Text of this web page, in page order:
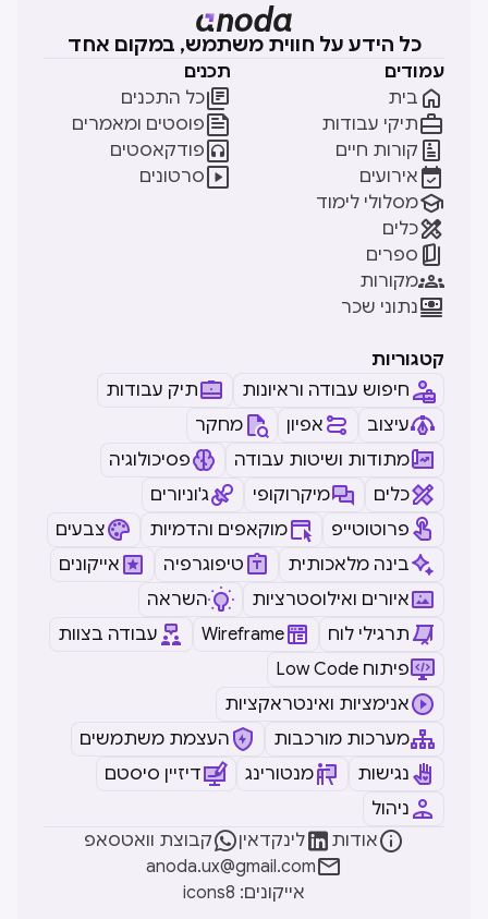
כל הידע על חווית משתמש, במקום אחד
עמודים
בית 
תיקי עבודות
קורות חיים 
אירועים 
מסלולי לימוד
כלים
ספרים 
מקורות
נתוני שכר
תכנים
כל התכנים
פוסטים ומאמרים
פודקאסטים
סרטונים
קטגוריות
חיפוש עבודה וראיונות
תיק עבודות
עיצוב
אפיון
מחקר
מתודות ושיטות עבודה
פסיכולוגיה
כלים
מיקרוקופי
ג'וניורים
פרוטוטייפ
מוקאפים והדמיות
צבעים
בינה מלאכותית
טיפוגרפיה
אייקונים
איורים ואילוסטרציות
השראה
תרגילי לוח
Wireframe
עבודה בצוות
Low Code פיתוח
אנימציות ואינטראקציות
מערכות מורכבות
העצמת משתמשים
נגישות
מנטורינג
דיזיין סיסטם
ניהול
אודות לינקדאין קבוצת וואטסאפ
anoda.ux@gmail.com
icons8 :אייקונים